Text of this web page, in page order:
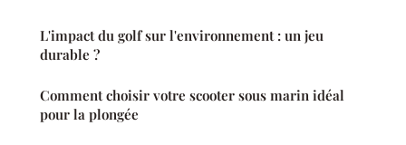
L'impact du golf sur l'environnement : un jeu
durable ?
Comment choisir votre scooter sous marin idéal
pour la plongée